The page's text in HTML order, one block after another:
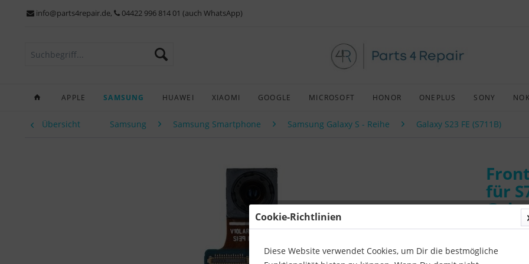
info@parts4repair.de, 04422 996 814 01 (auch WhatsApp)
APPLE SAMSUNG HUAWEI XIAOMI GOOGLE MICROSOFT HONOR ONEPLUS SONY
Übersicht Samsung Samsung Smartphone Samsung Galaxy S - Reihe Galaxy S23 FE (S711B)
für
Cookie-Richtlinien
Diese Website verwendet Cookies, um Dir die bestmögliche